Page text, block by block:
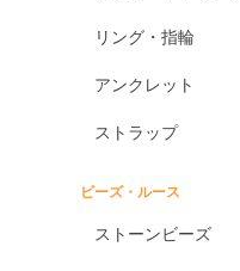
リング・指輪
アンクレット
ストラップ
ビーズ・ルース
ストーンビーズ